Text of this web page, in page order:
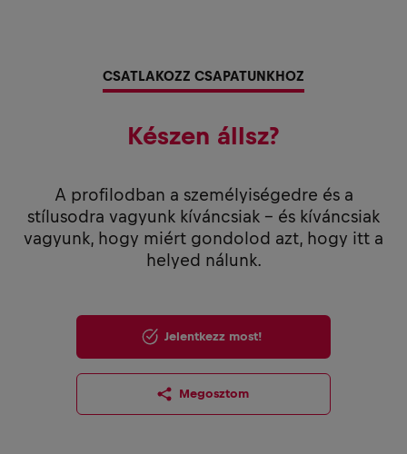
CSATLAKOZZ CSAPATUNKHOZ
Készen állsz?
A profilodban a személyiségedre és a
stílusodra vagyunk kíváncsiak - és kíváncsiak
vagyunk, hogy miért gondolod azt, hogy itt a
helyed nálunk.
Jelentkezz most!
Megosztom